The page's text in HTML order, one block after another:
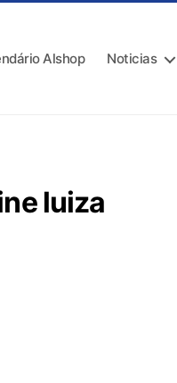
Alshop Noticias
luiza